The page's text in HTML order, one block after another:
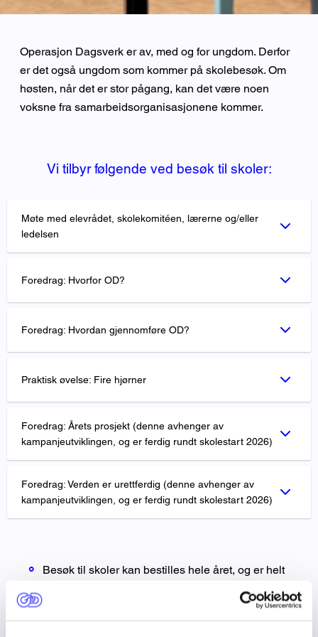
Operasjon Dagsverk er av, med og for ungdom. Derfor
er det også ungdom som kommer på skolebesøk. Om
høsten, når det er stor pågang, kan det være noen
voksne fra samarbeidsorganisasjonene kommer.
Vi tilbyr følgende ved besøk til skoler:
Møte med elevrådet, skolekomitéen, lærerne og/eller
ledelsen
Foredrag: Hvorfor OD?
Foredrag: Hvordan gjennomføre OD?
Praktisk øvelse: Fire hjørner
Foredrag: Årets prosjekt (denne avhenger av
kampanjeutviklingen, og er ferdig rundt skolestart 2026)
Foredrag: Verden er urettferdig (denne avhenger av
kampanjeutviklingen, og er ferdig rundt skolestart 2026)
Besøk til skoler kan bestilles hele året, og er helt